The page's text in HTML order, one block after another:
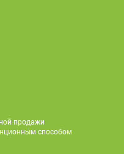
продажи
способом